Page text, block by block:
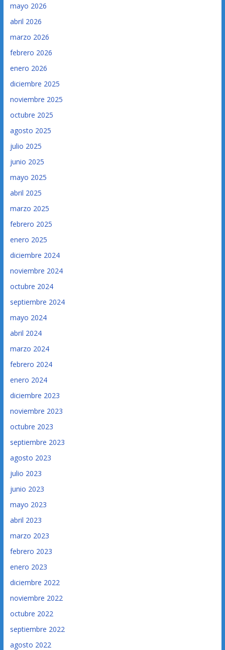
mayo 2026
abril 2026
marzo 2026
febrero 2026
enero 2026
diciembre 2025
noviembre 2025
octubre 2025
agosto 2025
julio 2025
junio 2025
mayo 2025
abril 2025
marzo 2025
febrero 2025
enero 2025
diciembre 2024
noviembre 2024
octubre 2024
septiembre 2024
mayo 2024
abril 2024
marzo 2024
febrero 2024
enero 2024
diciembre 2023
noviembre 2023
octubre 2023
septiembre 2023
agosto 2023
julio 2023
junio 2023
mayo 2023
abril 2023
marzo 2023
febrero 2023
enero 2023
diciembre 2022
noviembre 2022
octubre 2022
septiembre 2022
agosto 2022